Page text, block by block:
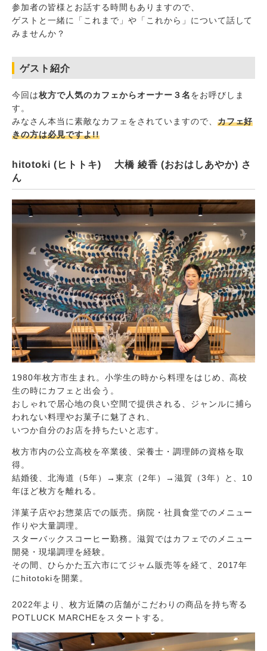
参加者の皆様とお話する時間もありますので、
ゲストと一緒に「これまで」や「これから」について話して
みませんか？
ゲスト紹介
今回は枚方で人気のカフェからオーナー３名をお呼びしま
す。
みなさん本当に素敵なカフェをされていますので、 カフェ好
きの方は必見ですよ!!
hitotoki (ヒトトキ) 大橋 綾香 (おおはしあやか) さ
ん
1980年枚方市生まれ。小学生の時から料理をはじめ、高校
生の時にカフェと出会う。
おしゃれで居心地の良い空間で提供される、ジャンルに捕ら
われない料理やお菓子に魅了され、
いつか自分のお店を持ちたいと志す。
枚方市内の公立高校を卒業後、栄養士・調理師の資格を取
得。
結婚後、北海道（5年）→東京（2年）→滋賀（3年）と、10
年ほど枚方を離れる。
洋菓子店やお惣菜店での販売。病院・社員食堂でのメニュー
作りや大量調理。
スターバックスコーヒー勤務。滋賀ではカフェでのメニュー
開発・現場調理を経験。
その間、ひらかた五六市にてジャム販売等を経て、2017年
にhitotokiを開業。
2022年より、枚方近隣の店舗がこだわりの商品を持ち寄る
POTLUCK MARCHEをスタートする。